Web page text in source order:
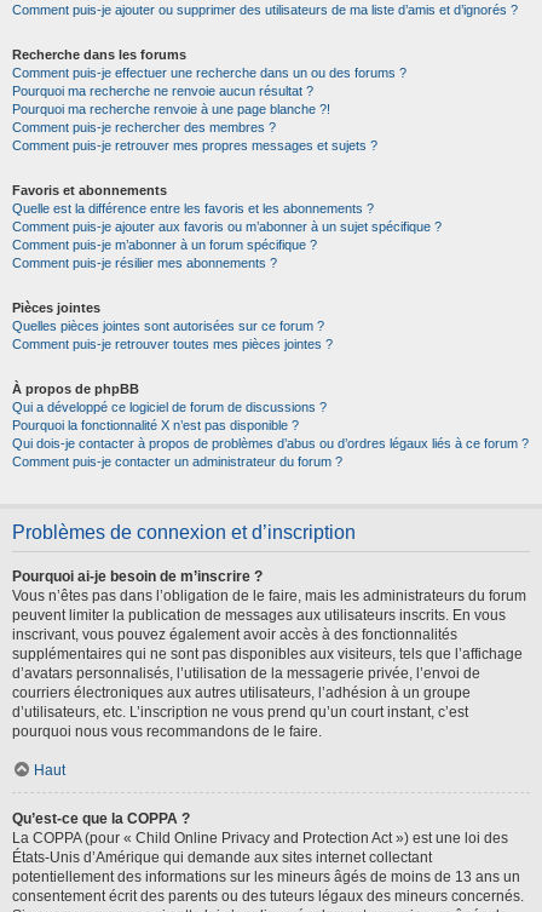
Comment puis-je ajouter ou supprimer des utilisateurs de ma liste d’amis et d’ignorés ?
Recherche dans les forums
Comment puis-je effectuer une recherche dans un ou des forums ?
Pourquoi ma recherche ne renvoie aucun résultat ?
Pourquoi ma recherche renvoie à une page blanche ?!
Comment puis-je rechercher des membres ?
Comment puis-je retrouver mes propres messages et sujets ?
Favoris et abonnements
Quelle est la différence entre les favoris et les abonnements ?
Comment puis-je ajouter aux favoris ou m’abonner à un sujet spécifique ?
Comment puis-je m’abonner à un forum spécifique ?
Comment puis-je résilier mes abonnements ?
Pièces jointes
Quelles pièces jointes sont autorisées sur ce forum ?
Comment puis-je retrouver toutes mes pièces jointes ?
À propos de phpBB
Qui a développé ce logiciel de forum de discussions ?
Pourquoi la fonctionnalité X n’est pas disponible ?
Qui dois-je contacter à propos de problèmes d’abus ou d’ordres légaux liés à ce forum ?
Comment puis-je contacter un administrateur du forum ?
Problèmes de connexion et d’inscription
Pourquoi ai-je besoin de m’inscrire ?
Vous n’êtes pas dans l’obligation de le faire, mais les administrateurs du forum
peuvent limiter la publication de messages aux utilisateurs inscrits. En vous
inscrivant, vous pouvez également avoir accès à des fonctionnalités
supplémentaires qui ne sont pas disponibles aux visiteurs, tels que l’affichage
d’avatars personnalisés, l’utilisation de la messagerie privée, l’envoi de
courriers électroniques aux autres utilisateurs, l’adhésion à un groupe
d’utilisateurs, etc. L’inscription ne vous prend qu’un court instant, c’est
pourquoi nous vous recommandons de le faire.
Haut
Qu’est-ce que la COPPA ?
La COPPA (pour « Child Online Privacy and Protection Act ») est une loi des
États-Unis d’Amérique qui demande aux sites internet collectant
potentiellement des informations sur les mineurs âgés de moins de 13 ans un
consentement écrit des parents ou des tuteurs légaux des mineurs concernés.